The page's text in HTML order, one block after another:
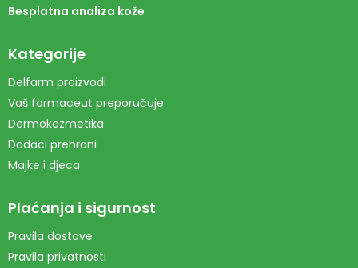
Besplatna analiza kože
Kategorije
Delfarm proizvodi
Vaš farmaceut preporučuje
Dermokozmetika
Dodaci prehrani
Majke i djeca
Plaćanja i sigurnost
Pravila dostave
Pravila privatnosti